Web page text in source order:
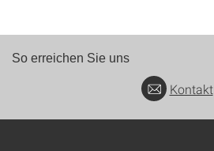
So erreichen Sie uns
Kontakt